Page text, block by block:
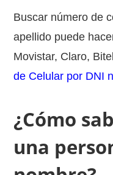
Buscar número de
apellido puede
Movistar, Claro,
de Celular por DNI
¿Cómo
una